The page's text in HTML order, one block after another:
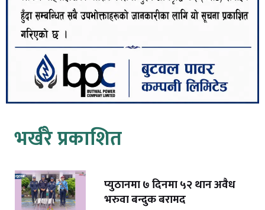
भर्खरै प्रकाशित
प्युठानमा ७ दिनमा ५२ थान अवैध
भरुवा बन्दुक बरामद